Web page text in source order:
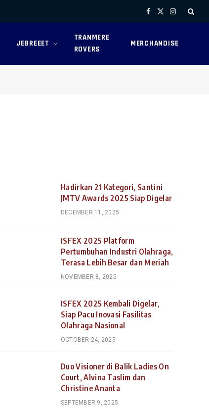
Facebook
X
Instagram
JEBREEET
TRANMERE
ROVERS
MERCHANDISE
Hadirkan 21 Kategori, Santini
JMTV Awards 2025 Siap Digelar
DECEMBER 11, 2025
ISFEX 2025 Platform
Pertumbuhan Industri Olahraga,
Terasa Lebih Besar dan Meriah
NOVEMBER 8, 2025
ISFEX 2025 Kembali Digelar,
Siap Pacu Inovasi Fasilitas
Olahraga Nasional
OCTOBER 24, 2025
Duo Visioner di Balik Ladies On
Court, Alvina Taslim dan
Christine Ananta
SEPTEMBER 9, 2025